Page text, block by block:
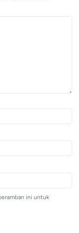
ini untuk